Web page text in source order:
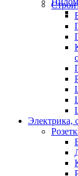
Электрика,